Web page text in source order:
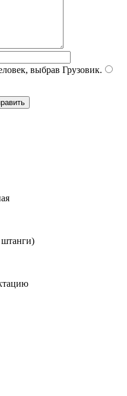
выбрав Грузовик.